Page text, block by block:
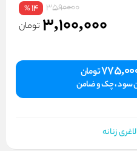
3590000
14
%
3,100,000 تومان
تومان
سود ، چک و ضامن
زنانه